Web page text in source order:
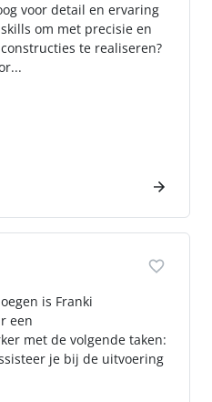
voor detail en ervaring
om met precisie en
te realiseren?
is Franki
een
met de volgende taken:
je bij de uitvoering